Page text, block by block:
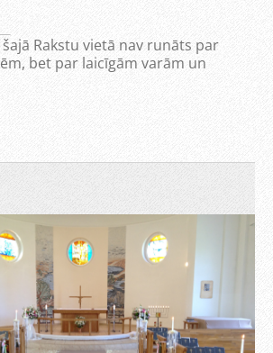
Rakstu vietā nav runāts par
bet par laicīgām varām un